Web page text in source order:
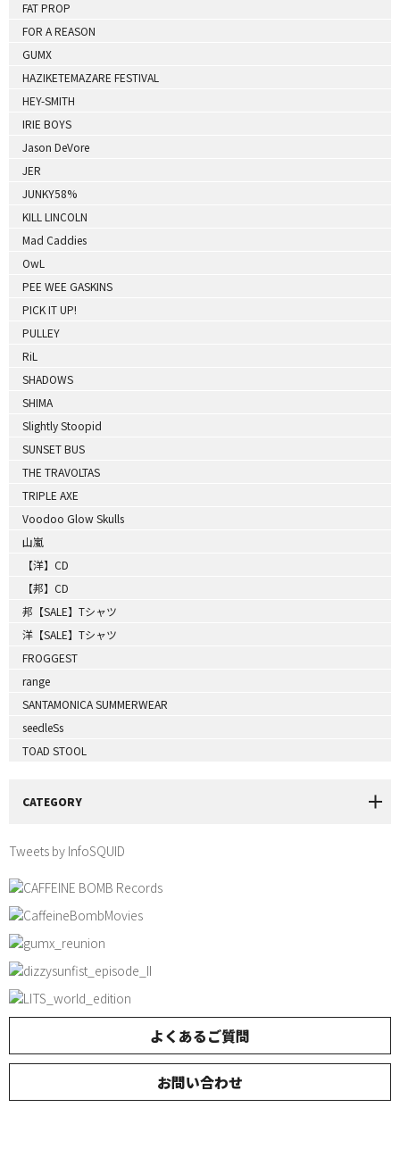
FAT PROP
FOR A REASON
GUMX
HAZIKETEMAZARE FESTIVAL
HEY-SMITH
IRIE BOYS
Jason DeVore
JER
JUNKY58%
KILL LINCOLN
Mad Caddies
OwL
PEE WEE GASKINS
PICK IT UP!
PULLEY
RiL
SHADOWS
SHIMA
Slightly Stoopid
SUNSET BUS
THE TRAVOLTAS
TRIPLE AXE
Voodoo Glow Skulls
山嵐
【洋】CD
【邦】CD
邦【SALE】Tシャツ
洋【SALE】Tシャツ
FROGGEST
range
SANTAMONICA SUMMERWEAR
seedleSs
TOAD STOOL
CATEGORY
Tweets by InfoSQUID
よくあるご質問
お問い合わせ